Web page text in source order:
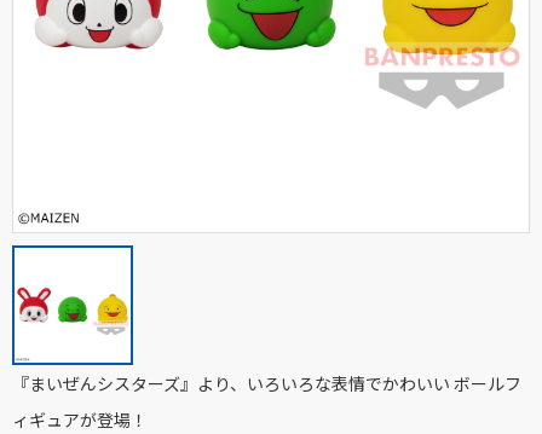
『まいぜんシスターズ』より、いろいろな表情でかわいい ボールフ
ィギュアが登場！